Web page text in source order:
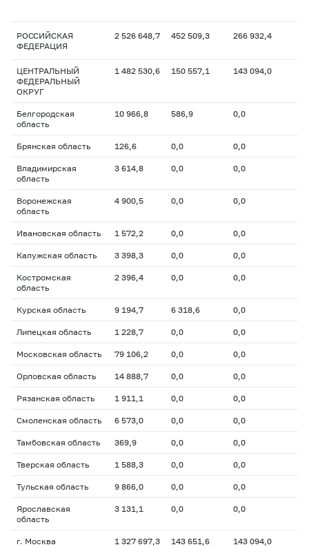
РОССИЙСКАЯ
ФЕДЕРАЦИЯ
2 526 648,7 452 509,3 266 932,4
ЦЕНТРАЛЬНЫЙ
ФЕДЕРАЛЬНЫЙ
ОКРУГ
1 482 530,6 150 557,1 143 094,0
Белгородская
область
10 966,8 586,9 0,0
Брянская область 126,6 0,0 0,0
Владимирская
область
3 614,8 0,0 0,0
Воронежская
область
4 900,5 0,0 0,0
Ивановская область 1 572,2 0,0 0,0
Калужская область 3 398,3 0,0 0,0
Костромская
область
2 396,4 0,0 0,0
Курская область 9 194,7 6 318,6 0,0
Липецкая область 1 228,7 0,0 0,0
Московская область 79 106,2 0,0 0,0
Орловская область 14 888,7 0,0 0,0
Рязанская область 1 911,1 0,0 0,0
Смоленская область 6 573,0 0,0 0,0
Тамбовская область 369,9 0,0 0,0
Тверская область 1 588,3 0,0 0,0
Тульская область 9 866,0 0,0 0,0
Ярославская
область
3 131,1 0,0 0,0
г. Москва 1 327 697,3 143 651,6 143 094,0